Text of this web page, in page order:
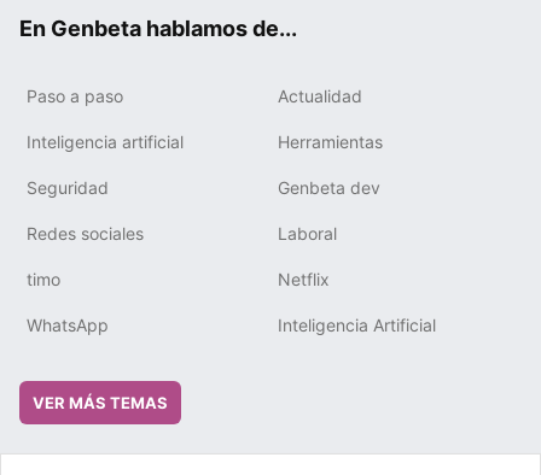
En Genbeta hablamos de...
Paso a paso Actualidad
Inteligencia artificial Herramientas
Seguridad Genbeta dev
Redes sociales Laboral
timo Netflix
WhatsApp Inteligencia Artificial
VER MÁS TEMAS